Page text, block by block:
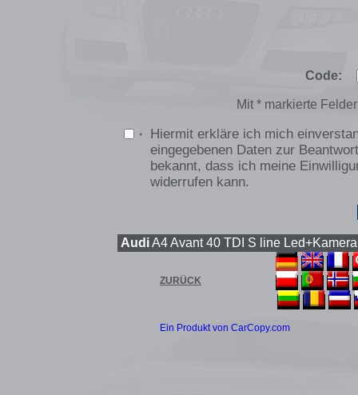
Code:
Mit * markierte
*
Hiermit erkläre ich mich
eingegebenen Daten zur
bekannt, dass ich meine
widerrufen kann.
AudiA4 Avant 40 TDI S line
ZURÜCK
Ein Produkt von CarCopy.com